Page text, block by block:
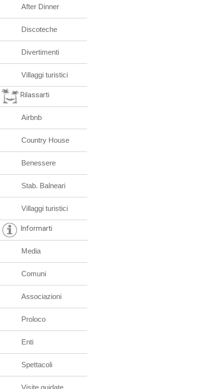
After Dinner
Discoteche
Divertimenti
Villaggi turistici
Rilassarti
Airbnb
Country House
Benessere
Stab. Balneari
Villaggi turistici
Informarti
Media
Comuni
Associazioni
Proloco
Enti
Spettacoli
Visite guidate